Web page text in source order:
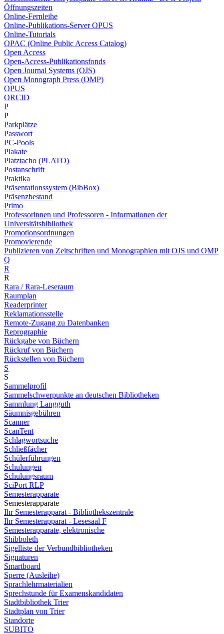
Öffnungszeiten
Online-Fernleihe
Online-Publikations-Server OPUS
Online-Tutorials
OPAC (Online Public Access Catalog)
Open Access
Open-Access-Publikationsfonds
Open Journal Systems (OJS)
Open Monograph Press (OMP)
OPUS
ORCID
P
P
Parkplätze
Passwort
PC-Pools
Plakate
Platztacho (PLATO)
Postanschrift
Praktika
Präsentationssystem (BibBox)
Präsenzbestand
Primo
Professorinnen und Professoren - Informationen der
Universitätsbibliothek
Promotionsordnungen
Promovierende
Publizieren von Zeitschriften und Monographien mit OJS und OMP
Q
R
R
Rara / Rara-Leseraum
Raumplan
Readerprinter
Reklamationsstelle
Remote-Zugang zu Datenbanken
Reprographie
Rückgabe von Büchern
Rückruf von Büchern
Rückstellen von Büchern
S
S
Sammelprofil
Sammelschwerpunkte an deutschen Bibliotheken
Sammlung Langguth
Säumnisgebühren
Scanner
ScanTent
Schlagwortsuche
Schließfächer
Schülerführungen
Schulungen
Schulungsraum
SciPort RLP
Semesterapparate
Semesterapparate
Ihr Semesterapparat - Bibliothekszentrale
Ihr Semesterapparat - Lesesaal F
Semesterapparate, elektronische
Shibboleth
Sigelliste der Verbundbibliotheken
Signaturen
Smartboard
Sperre (Ausleihe)
Sprachlehrmaterialien
Sprechstunde für Examenskandidaten
Stadtbibliothek Trier
Stadtplan von Trier
Standorte
SUBITO